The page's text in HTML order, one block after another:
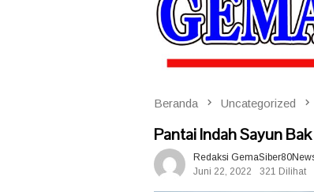
Beranda Uncategorized
Pantai Indah Sayun
Redaksi
Juni 22, 2022
321 Dilihat